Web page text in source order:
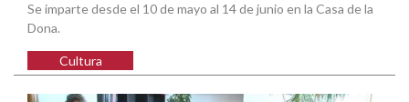
Se imparte desde el 10 de mayo al 14 de junio en la Casa de la
Dona.
Cultura